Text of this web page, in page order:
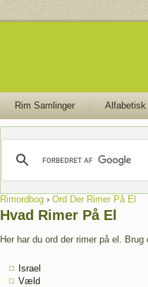
Rim Samlinger Alfabetisk
Rimordbog› Ord Der Rimer På El
Hvad Rimer På El
Her har du ord der rimer på el.
Israel
Væld